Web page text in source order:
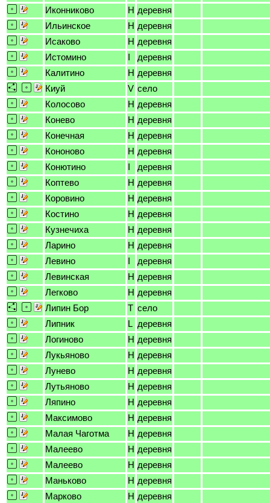
Иконниково
H деревня
Ильинское
H деревня
Исаково
H деревня
Истомино
I
деревня
Калитино
H деревня
Киуй
V село
Колосово
H деревня
Конево
H деревня
Конечная
H деревня
Кононово
H деревня
Конютино
I
деревня
Коптево
H деревня
Коровино
H деревня
Костино
H деревня
Кузнечиха
H деревня
Ларино
H деревня
Левино
I
деревня
Левинская
H деревня
Легково
H деревня
Липин Бор
T село
Липник
L деревня
Логиново
H деревня
Лукьяново
H деревня
Лунево
H деревня
Лутьяново
H деревня
Ляпино
H деревня
Максимово
H деревня
Малая Чаготма
H деревня
Малеево
H деревня
Малеево
H деревня
Маньково
H деревня
Марково
H деревня